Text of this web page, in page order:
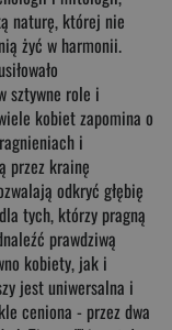
naturę, której nie
żyć w harmonii.
sztywne role i
kobiet zapomina o
i
przez krainę
odkryć głębię
tych, którzy pragną
prawdziwą
kobiety, jak i
jest uniwersalna i
ceniona - przez dwa